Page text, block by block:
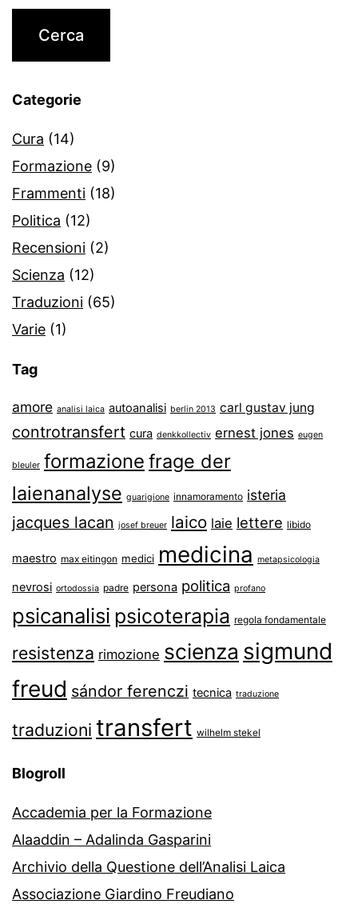
Categorie
Cura (14)
Formazione (9)
Frammenti (18)
Politica (12)
Recensioni (2)
Scienza (12)
Traduzioni (65)
Varie (1)
Tag
amore analisi laica autoanalisi berlin 2013 carl gustav jung
controtransfert cura denkkollectiv ernest jones eugen
bleuler formazione frage der
laienanalyse guarigione innamoramento isteria
jacques lacan josef breuer laico laie lettere libido
maestro max eitingon medici medicina metapsicologia
nevrosi ortodossia padre persona politica profano
psicanalisi psicoterapia regola fondamentale
resistenza rimozione scienza sigmund
freud sándor ferenczi tecnica traduzione
traduzioni transfert wilhelm stekel
Blogroll
Accademia per la Formazione
Alaaddin – Adalinda Gasparini
Archivio della Questione dell’Analisi Laica
Associazione Giardino Freudiano